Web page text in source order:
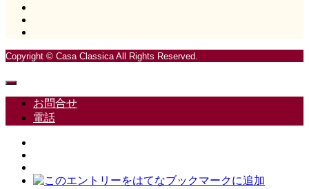
Copyright © Casa Classica All Rights Reserved.
お問合せ
電話